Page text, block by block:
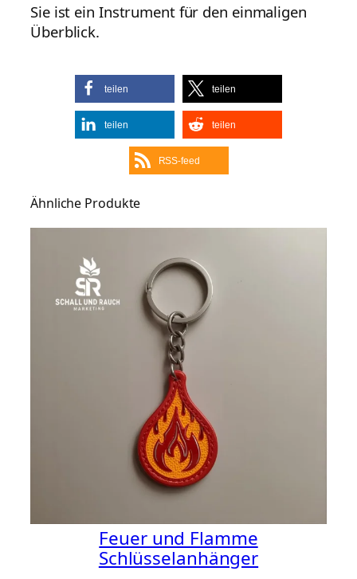
Sie ist ein Instrument für den einmaligen
Überblick.
teilen teilen
teilen teilen
RSS-feed
Ähnliche Produkte
Feuer und Flamme
Schlüsselanhänger